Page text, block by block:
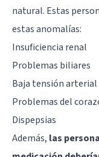
natural. Estas
estas anomalías:
Insuficiencia renal
Problemas biliares
Baja tensión arterial
Problemas del
Dispepsias
Además, las